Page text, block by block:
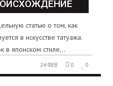
статью о том, как
в искусстве татуажа.
в японском стиле,..
24 ФЕВ 0 0